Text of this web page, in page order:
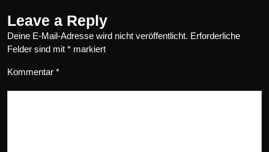
Leave a Reply
Deine E-Mail-Adresse wird nicht veröffentlicht. Erforderliche
Felder sind mit * markiert
Kommentar *